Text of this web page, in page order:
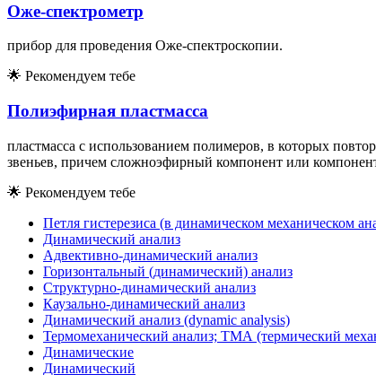
Оже-спектрометр
прибор для проведения Оже-спектроскопии.
🌟 Рекомендуем тебе
Полиэфирная пластмасса
пластмасса с использованием полимеров, в которых
звеньев, причем сложноэфирный компонент или
🌟 Рекомендуем тебе
Петля гистерезиса (в динамическом механическом
Динамический анализ
Адвективно-динамический анализ
Горизонтальный (динамический) анализ
Структурно-динамический анализ
Каузально-динамический анализ
Динамический анализ (dynamic analysis)
Термомеханический анализ; ТМА (термический
Динамические
Динамический